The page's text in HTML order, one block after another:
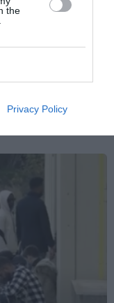
the
Privacy Policy
modello